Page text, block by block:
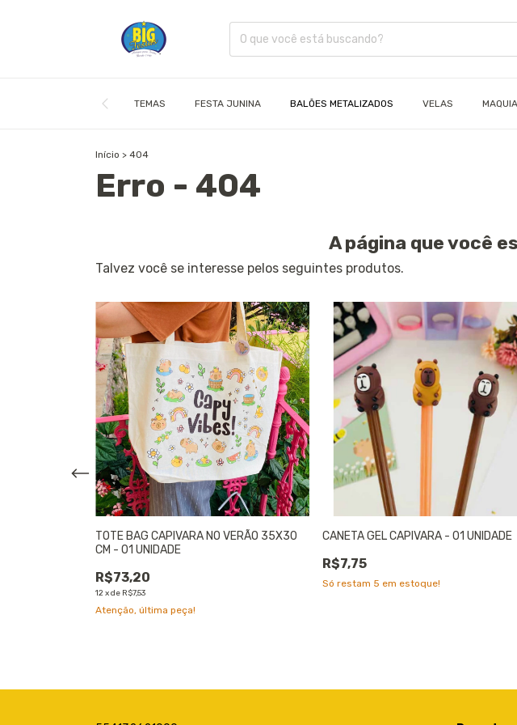
TEMAS FESTA JUNINA BALÕES METALIZADOS VELAS
Início > 404
Erro - 404
A página que você
Talvez você se interesse pelos seguintes produtos.
TOTE BAG CAPIVARA NO VERÃO 35X30
CM - 01 UNIDADE
R$73,20
12xde R$7,53
Atenção, última peça!
CANETA GEL CAPIVARA - 01 UNIDADE
R$7,75
Só restam 5 em estoque!